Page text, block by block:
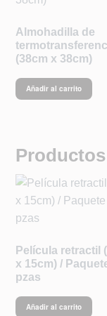
Almohadilla de
(38cm x 38cm)
Añadir al carrito
Película retractil
x 15cm) /
pzas
Añadir al carrito